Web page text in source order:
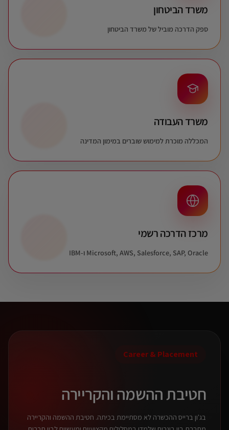
משרד הביטחון
ספק הדרכה מוביל של משרד הביטחון
משרד העבודה
המכללה מוכרת למימוש שוברים במימון המדינה
מרכז הדרכה רשמי
Microsoft, AWS, Salesforce, SAP, Oracle ו-IBM
Career & Placement
חטיבת ההשמה והקריירה
בג'ון ברייס ההכשרה לא מסתיימת בכיתה. חטיבת ההשמה והקריירה